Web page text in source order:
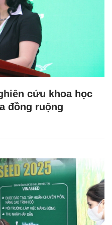
cứu khoa học
đồng ruộng